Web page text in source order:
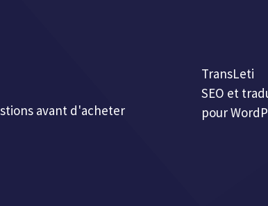
avant d'acheter
TransLeti
SEO et
pour